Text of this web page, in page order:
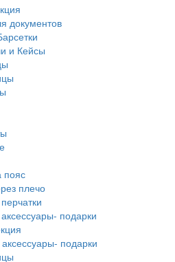
документов
и Кейсы
пояс
плечо
подарки
подарки